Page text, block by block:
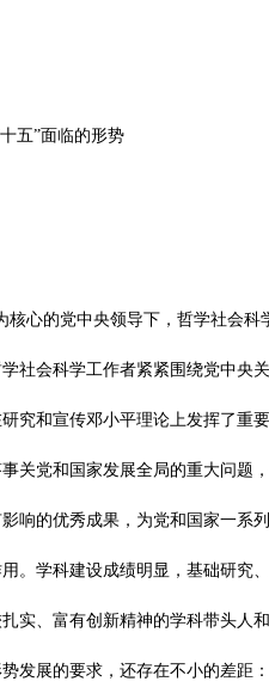
五”面临的形势
核心的党中央领导下，哲学社会
社会科学工作者紧紧围绕党中央
究和宣传邓小平理论上发挥了重
关党和国家发展全局的重大问题
响的优秀成果，为党和国家一系
。学科建设成绩明显，基础研究
实、富有创新精神的学科带头人
发展的要求，还存在不小的差距